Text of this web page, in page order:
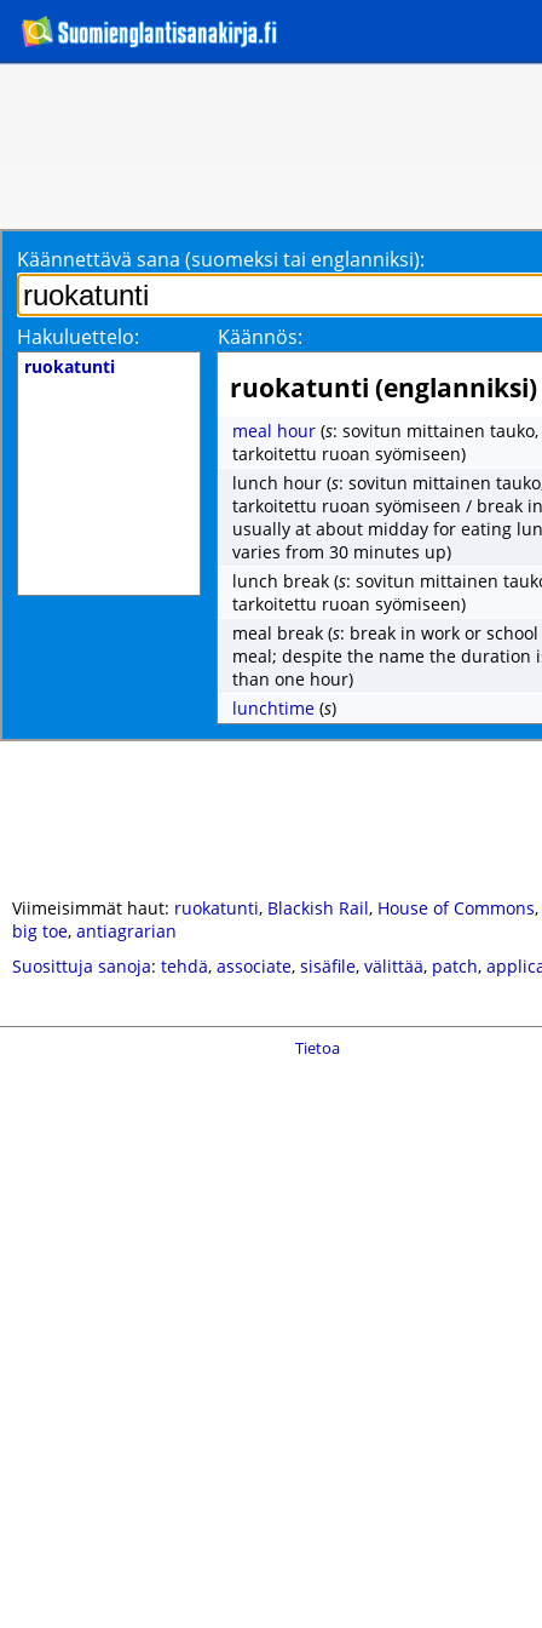
Käännettävä sana (suomeksi tai englanniksi):
Hakuluettelo: Käännös:
ruokatunti
ruokatunti (englanniksi)
meal hour (s: sovitun mittainen tauko,
tarkoitettu ruoan syömiseen)
lunch hour (s: sovitun mittainen
tarkoitettu ruoan syömiseen / break
usually at about midday for eating
varies from 30 minutes up)
lunch break (s: sovitun mittainen
tarkoitettu ruoan syömiseen)
meal break (s: break in work or
meal; despite the name the duration
than one hour)
lunchtime (s)
Viimeisimmät haut: ruokatunti, Blackish Rail, House of Commons,
big toe, antiagrarian
Suosittuja sanoja: tehdä, associate, sisäfile, välittää, patch,
Tietoa